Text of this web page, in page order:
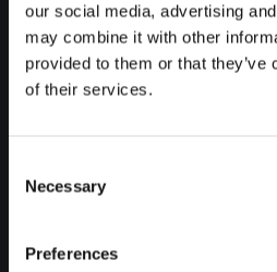
our social media, advertising
may combine it with other
provided to them or that
of their services.
Selection
Necessary
Preferences
Para ellos contamos con
Double Room o la Suit Room, con
todos los accesorios que
maravillosas vistas de Madrid.
¿VIAJE DE
FAMILIA?